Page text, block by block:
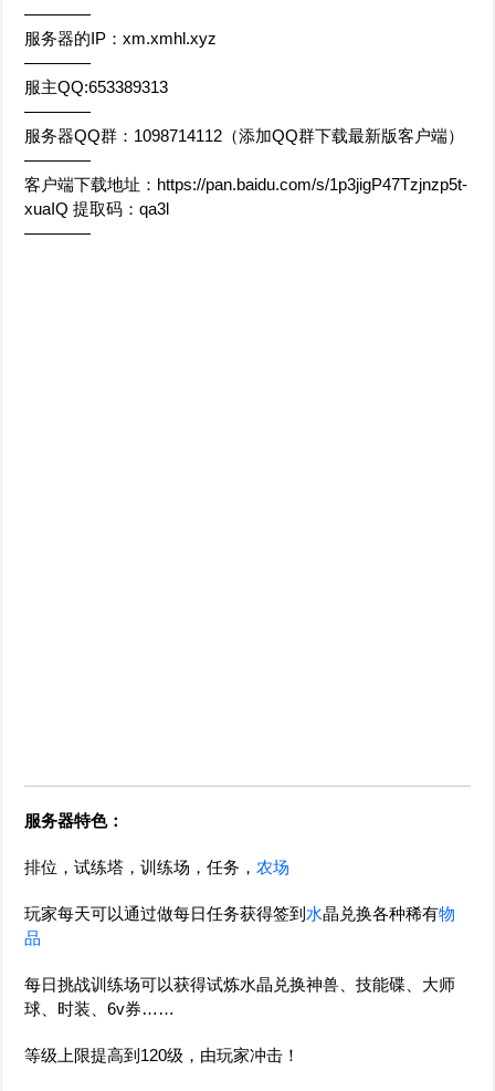
————
服务器的IP：xm.xmhl.xyz
————
服主QQ:653389313
————
服务器QQ群：1098714112（添加QQ群下载最新版客户端）
————
客户端下载地址：https://pan.baidu.com/s/1p3jigP47Tzjnzp5t-
xuaIQ 提取码：qa3l
————
服务器特色：
排位，试练塔，训练场，任务，农场
玩家每天可以通过做每日任务获得签到 水晶兑换各种稀有物
品
每日挑战训练场可以获得试炼水晶兑换神兽、技能碟、大师
球、时装、6v券……
等级上限提高到120级，由玩家冲击！